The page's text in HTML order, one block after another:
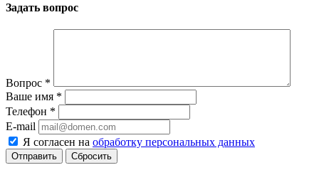
Задать вопрос
Вопрос *
Ваше имя *
Телефон *
E-mail
Я согласен на обработку персональных данных
Сбросить